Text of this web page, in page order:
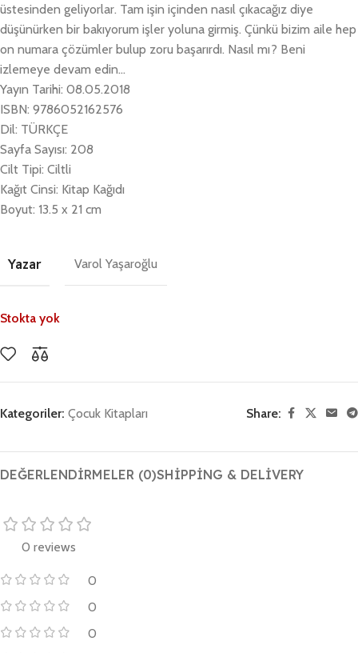
üstesinden geliyorlar. Tam işin içinden nasıl çıkacağız diye
düşünürken bir bakıyorum işler yoluna girmiş. Çünkü bizim aile hep
on numara çözümler bulup zoru başarırdı. Nasıl mı? Beni
izlemeye devam edin…
Yayın Tarihi: 08.05.2018
ISBN: 9786052162576
Dil: TÜRKÇE
Sayfa Sayısı: 208
Cilt Tipi: Ciltli
Kağıt Cinsi: Kitap Kağıdı
Boyut: 13.5 x 21 cm
Yazar Varol Yaşaroğlu
Stokta yok
Kategoriler: Çocuk Kitapları Share:
DEĞERLENDIRMELER (0)SHIPPING & DELIVERY
0 reviews
0
0
0